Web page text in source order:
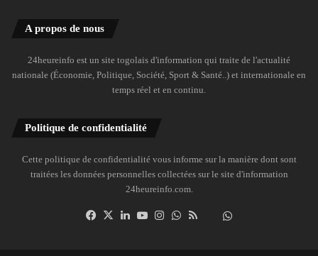
A propos de nous
24heureinfo est un site togolais d'information qui traite de l'actualité
nationale (Économie, Politique, Société, Sport & Santé..) et internationale en
temps réel et en continu.
Politique de confidentialité
Cette politique de confidentialité vous informe sur la manière dont sont
traitées les données personnelles collectées sur le site d'information
24heureinfo.com.
Facebook
X LinkedinYouTubeInstagramWhatsAppDailymotion